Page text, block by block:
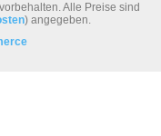
Alle Preise sind
) angegeben.